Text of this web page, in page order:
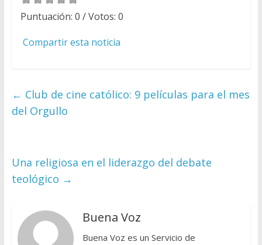
Puntuación: 0 / Votos: 0
Compartir esta noticia
← Club de cine católico: 9 películas para el mes
del Orgullo
Una religiosa en el liderazgo del debate
teológico →
Buena Voz
Buena Voz es un Servicio de